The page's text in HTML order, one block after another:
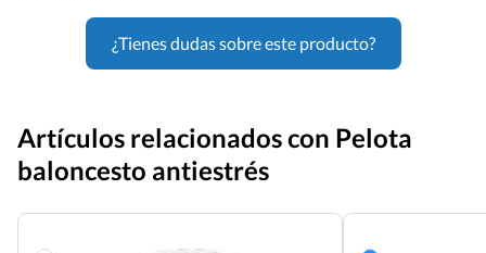
¿Tienes dudas sobre este producto?
Artículos relacionados con Pelota
baloncesto antiestrés